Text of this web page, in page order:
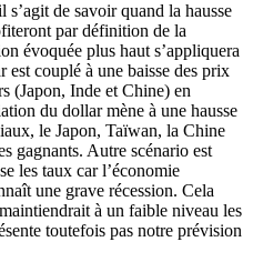
de savoir quand la hausse
par définition de la
évoquée plus haut s’appliquera
est couplé à une baisse des prix
(Japon, Inde et Chine) en
du dollar mène à une hausse
le Japon, Taïwan, la Chine
gagnants. Autre scénario est
les taux car l’économie
une grave récession. Cela
à un faible niveau les
toutefois pas notre prévision